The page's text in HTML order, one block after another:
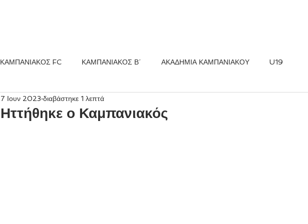
ΚΑΜΠΑΝΙΑΚΟΣ FC ΚΑΜΠΑΝΙΑΚΟΣ Β΄ ΑΚΑΔΗΜΙΑ ΚΑΜΠΑΝΙΑΚΟΥ U19
Ηττήθηκε ο Καμπανιακός
7 Ιουν 2023 διαβάστηκε 1 λεπτά